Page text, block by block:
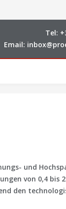
Tel:
Email:
und
von 0,4 bis
den